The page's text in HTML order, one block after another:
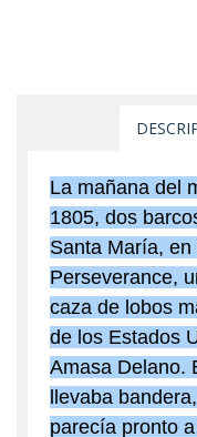
La mañana del
1805, dos
Santa María, en
Perseverance,
caza de lobos
de los Estados
Amasa Delano.
llevaba
parecía pronto